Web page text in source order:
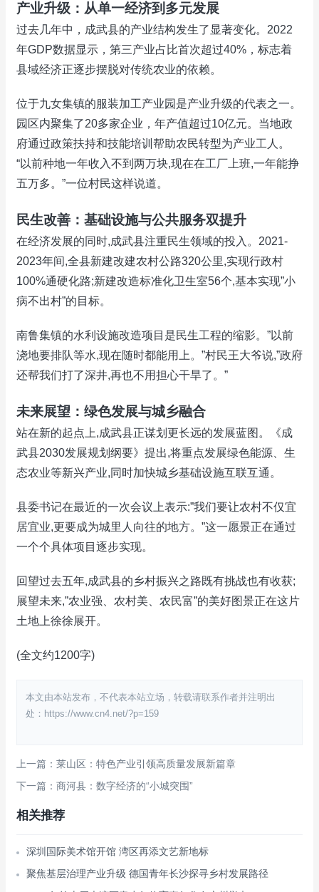
产业升级：从单一经济到多元发展
过去几年中，成武县的产业结构发生了显著变化。2022
年GDP数据显示，第三产业占比首次超过40%，标志着
县域经济正逐步摆脱对传统农业的依赖。
位于九女集镇的服装加工产业园是产业升级的代表之一。
园区内聚集了20多家企业，年产值超过10亿元。当地政
府通过政策扶持和技能培训帮助农民转型为产业工人。
“以前种地一年收入不到两万块,现在在工厂上班,一年能挣
五万多。”一位村民这样说道。
民生改善：基础设施与公共服务双提升
在经济发展的同时,成武县注重民生领域的投入。2021-
2023年间,全县新建改建农村公路320公里,实现行政村
100%通硬化路;新建改造标准化卫生室56个,基本实现”小
病不出村”的目标。
南鲁集镇的水利设施改造项目是民生工程的缩影。”以前
浇地要排队等水,现在随时都能用上。”村民王大爷说,”政府
还帮我们打了深井,再也不用担心干旱了。”
未来展望：绿色发展与城乡融合
站在新的起点上,成武县正谋划更长远的发展蓝图。《成
武县2030发展规划纲要》提出,将重点发展绿色能源、生
态农业等新兴产业,同时加快城乡基础设施互联互通。
县委书记在最近的一次会议上表示:”我们要让农村不仅宜
居宜业,更要成为城里人向往的地方。”这一愿景正在通过
一个个具体项目逐步实现。
回望过去五年,成武县的乡村振兴之路既有挑战也有收获;
展望未来,”农业强、农村美、农民富”的美好图景正在这片
土地上徐徐展开。
(全文约1200字)
本文由本站发布，不代表本站立场，转载请联系作者并注明出
处：https://www.cn4.net/?p=159
上一篇：莱山区：特色产业引领高质量发展新篇章
下一篇：商河县：数字经济的“小城突围”
相关推荐
深圳国际美术馆开馆 湾区再添文艺新地标
聚焦基层治理产业升级 德国青年长沙探寻乡村发展路径